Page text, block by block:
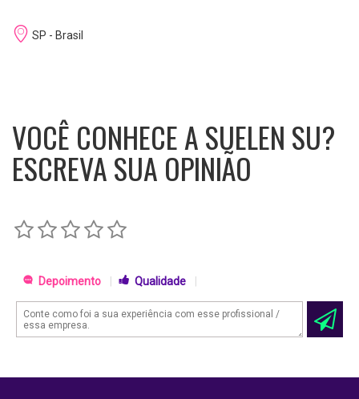
SP - Brasil
VOCÊ CONHECE A SUELEN SU?
ESCREVA SUA OPINIÃO
Depoimento Qualidade